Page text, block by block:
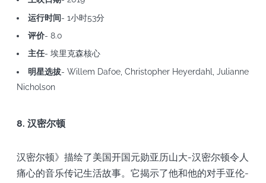
运行时间- 1小时53分
评价- 8.0
主任- 埃里克森核心
明星选拔- Willem Dafoe, Christopher Heyerdahl, Julianne
Nicholson
8. 汉密尔顿
汉密尔顿》描绘了美国开国元勋亚历山大-汉密尔顿令人
痛心的音乐传记生活故事。它揭示了他和他的对手亚伦-